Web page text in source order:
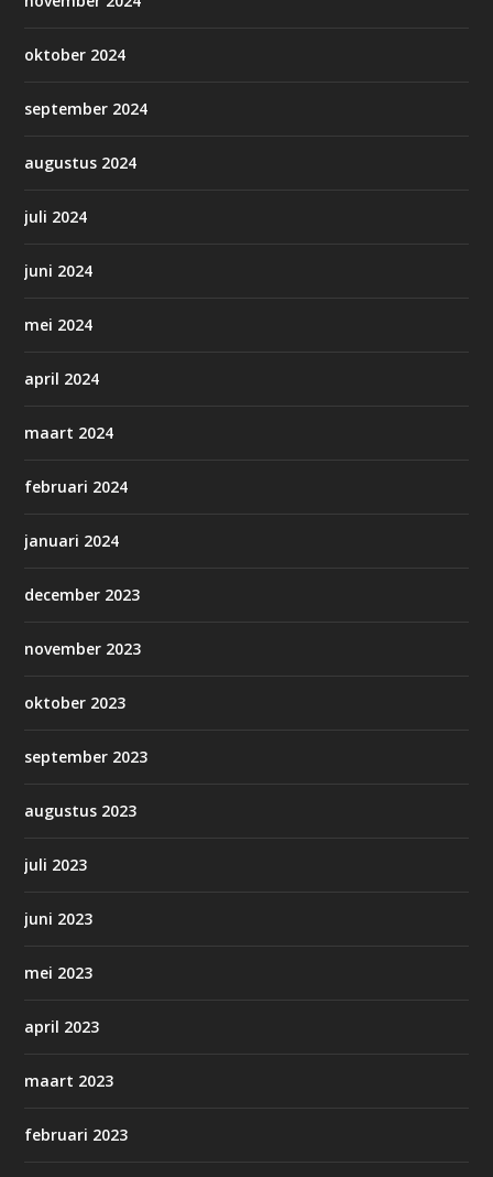
oktober 2024
september 2024
augustus 2024
juli 2024
juni 2024
mei 2024
april 2024
maart 2024
februari 2024
januari 2024
december 2023
november 2023
oktober 2023
september 2023
augustus 2023
juli 2023
juni 2023
mei 2023
april 2023
maart 2023
februari 2023